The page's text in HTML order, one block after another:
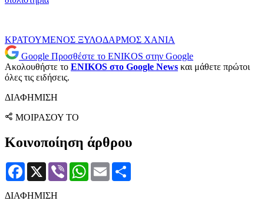
ΚΡΑΤΟΥΜΕΝΟΣ ΞΥΛΟΔΑΡΜΟΣ ΧΑΝΙΑ
Google Προσθέστε το ENIKOS στην Google
Ακολουθήστε το ENIKOS στο Google News και μάθετε πρώτοι
όλες τις ειδήσεις.
ΔΙΑΦΗΜΙΣΗ
ΜΟΙΡΑΣΟΥ ΤΟ
Κοινοποίηση άρθρου
Facebook
X Viber WhatsApp
Email
ΔΙΑΦΗΜΙΣΗ